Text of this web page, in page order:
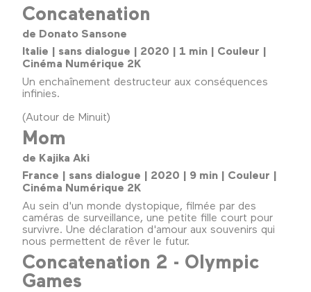
Concatenation
de Donato Sansone
Italie | sans dialogue | 2020 | 1 min | Couleur |
Cinéma Numérique 2K
Un enchaînement destructeur aux conséquences
infinies.
(Autour de Minuit)
Mom
de Kajika Aki
France | sans dialogue | 2020 | 9 min | Couleur |
Cinéma Numérique 2K
Au sein d'un monde dystopique, filmée par des
caméras de surveillance, une petite fille court pour
survivre. Une déclaration d'amour aux souvenirs qui
nous permettent de rêver le futur.
Concatenation 2 - Olympic
Games